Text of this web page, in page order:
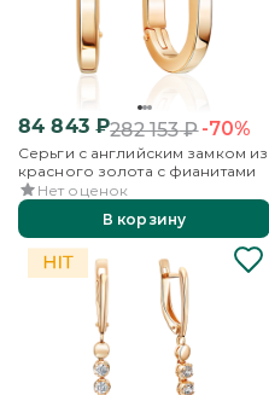
84 843₽282 153₽-70%
Серьги с английским замком из
красного золота с фианитами
Нет оценок
В корзину